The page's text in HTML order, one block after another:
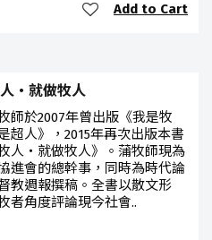
Add to Cart
‧就做牧人
師於2007年曾出版《我是牧
超人》，2015年再次出版本書
牧人‧就做牧人》。蒲牧師現為
進會的總幹事，同時為時代論
教週報撰稿。全書以散文形
者角度評論現今社會..